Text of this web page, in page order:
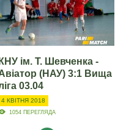
КНУ ім. Т. Шевченка -
(НАУ) 3:1 Вища
03.04
4 КВІТНЯ 2018
1054 ПЕРЕГЛЯДА